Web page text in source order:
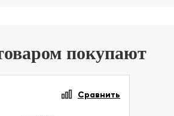
покупают
Сравнить